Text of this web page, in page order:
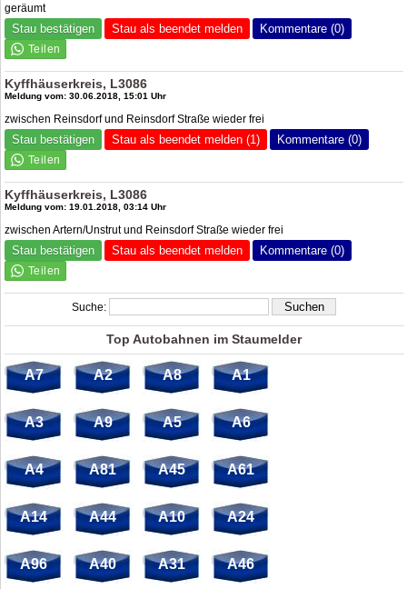
geräumt
Stau bestätigen Stau als beendet melden Kommentare (0)
Kyffhäuserkreis, L3086
Meldung vom: 30.06.2018, 15:01 Uhr
zwischen Reinsdorf und Reinsdorf Straße wieder frei
Stau bestätigen Stau als beendet melden (1) Kommentare (0)
Kyffhäuserkreis, L3086
Meldung vom: 19.01.2018, 03:14 Uhr
zwischen Artern/Unstrut und Reinsdorf Straße wieder frei
Stau bestätigen Stau als beendet melden Kommentare (0)
Suche:
Top Autobahnen im Staumelder
A7 A2 A8 A1
A3 A9 A5 A6
A4 A81 A45 A61
A14 A44 A10 A24
A96 A40 A31 A46